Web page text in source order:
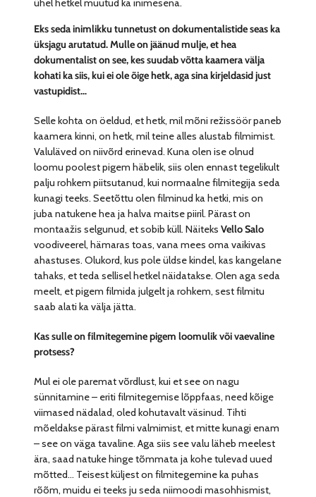
ühel hetkel muutud ka inimesena.
Eks seda inimlikku tunnetust on dokumentalistide seas ka
üksjagu arutatud. Mulle on jäänud mulje, et hea
dokumentalist on see, kes suudab võtta kaamera välja
kohati ka siis, kui ei ole õige hetk, aga sina kirjeldasid just
vastupidist…
Selle kohta on öeldud, et hetk, mil mõni režissöör paneb
kaamera kinni, on hetk, mil teine alles alustab filmimist.
Valuläved on niivõrd erinevad. Kuna olen ise olnud
loomu poolest pigem häbelik, siis olen ennast tegelikult
palju rohkem piitsutanud, kui normaalne filmitegija seda
kunagi teeks. Seetõttu olen filminud ka hetki, mis on
juba natukene hea ja halva maitse piiril. Pärast on
montaažis selgunud, et sobib küll. NäiteksVello Salo
voodiveerel, hämaras toas, vana mees oma vaikivas
ahastuses. Olukord, kus pole üldse kindel, kas kangelane
tahaks, et teda sellisel hetkel näidatakse. Olen aga seda
meelt, et pigem filmida julgelt ja rohkem, sest filmitu
saab alati ka välja jätta.
Kas sulle on filmitegemine pigem loomulik või vaevaline
protsess?
Mul ei ole paremat võrdlust, kui et see on nagu
sünnitamine – eriti filmitegemise lõppfaas, need kõige
viimased nädalad, oled kohutavalt väsinud. Tihti
mõeldakse pärast filmi valmimist, et mitte kunagi enam
– see on väga tavaline. Aga siis see valu läheb meelest
ära, saad natuke hinge tõmmata ja kohe tulevad uued
mõtted… Teisest küljest on filmitegemine ka puhas
rõõm, muidu ei teeks ju seda niimoodi masohhismist,